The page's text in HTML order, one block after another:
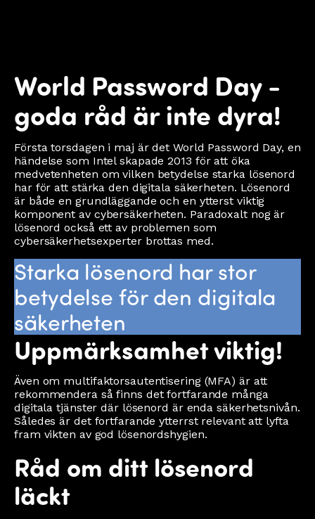
World Password Day -
goda råd är inte dyra!
Första torsdagen i maj är det World Password Day, en
händelse som Intel skapade 2013 för att öka
medvetenheten om vilken betydelse starka lösenord
har för att stärka den digitala säkerheten. Lösenord
är både en grundläggande och en ytterst viktig
komponent av cybersäkerheten. Paradoxalt nog är
lösenord också ett av problemen som
cybersäkerhetsexperter brottas med.
Starka lösenord har stor
betydelse för den digitala
säkerheten
Uppmärksamhet viktig!
Även om multifaktorsautentisering (MFA) är att
rekommendera så finns det fortfarande många
digitala tjänster där lösenord är enda säkerhetsnivån.
Således är det fortfarande ytterrst relevant att lyfta
fram vikten av god lösenordshygien.
Råd om ditt lösenord
läckt